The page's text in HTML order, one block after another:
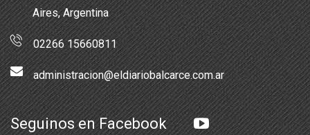
Aires, Argentina
02266 15660811
administracion@eldiariobalcarce.com.ar
Seguinos en Facebook